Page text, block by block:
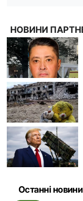
Останні новини